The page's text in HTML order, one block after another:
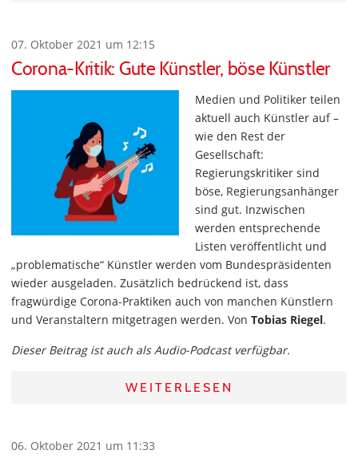
07. Oktober 2021 um 12:15
Corona-Kritik: Gute Künstler, böse Künstler
Medien und Politiker teilen
aktuell auch Künstler auf –
wie den Rest der
Gesellschaft:
Regierungskritiker sind
böse, Regierungsanhänger
sind gut. Inzwischen
werden entsprechende
Listen veröffentlicht und
„problematische“ Künstler werden vom Bundespräsidenten
wieder ausgeladen. Zusätzlich bedrückend ist, dass
fragwürdige Corona-Praktiken auch von manchen Künstlern
und Veranstaltern mitgetragen werden. Von Tobias Riegel.
Dieser Beitrag ist auch als Audio-Podcast verfügbar.
WEITERLESEN
06. Oktober 2021 um 11:33